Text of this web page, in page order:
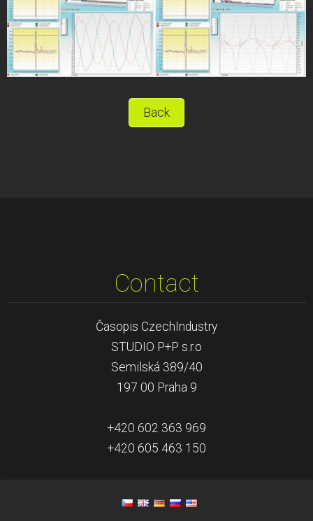
Back
Contact
Časopis CzechIndustry
STUDIO P+P s.r.o
Semilská 389/40
197 00 Praha 9
+420 602 363 969
+420 605 463 150